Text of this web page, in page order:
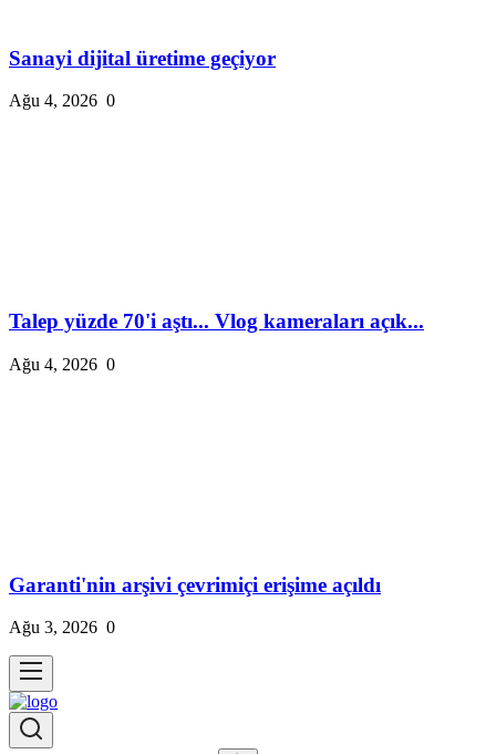
Sanayi dijital üretime geçiyor
Ağu 4, 2026 0
Talep yüzde 70'i aştı... Vlog kameraları açık...
Ağu 4, 2026 0
Garanti'nin arşivi çevrimiçi erişime açıldı
Ağu 3, 2026 0